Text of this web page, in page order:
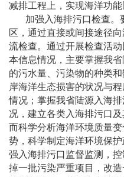
减排工程上，实现海洋功能
加强入海排污口检查。
区，通过直接或间接途径
流检查。通过开展检查活
本信息情况，主要掌握我
的污水量、污染物的种类
岸海洋生态损害的状况与
情况；掌握我省陆源入海
况，建立各类入海排污口
而科学分析海洋环境质量
势，科学制定海洋环境保
强入海排污口监督监测，
掉一批污染严重项目，改